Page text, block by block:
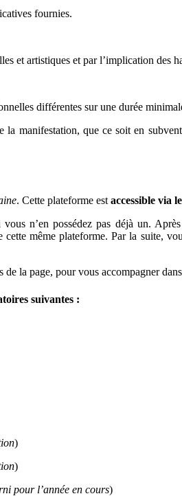
fournies.
et artistiques et par l’implication des
différentes sur une durée
manifestation, que ce soit en
. Cette plateforme est accessible via
n’en possédez pas déjà un.
même plateforme. Par la suite,
la page, pour vous accompagner
suivantes :
)
)
pour l’année en cours)